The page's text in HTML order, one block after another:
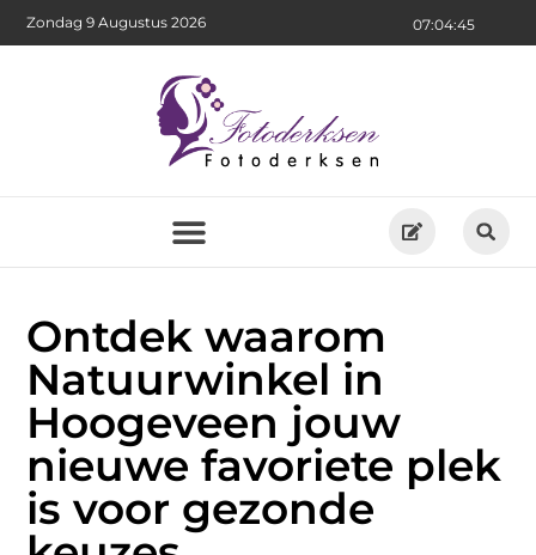
07:04:47
Zondag 9 Augustus 2026
Ontdek waarom
Natuurwinkel in
Hoogeveen jouw
nieuwe favoriete plek
is voor gezonde